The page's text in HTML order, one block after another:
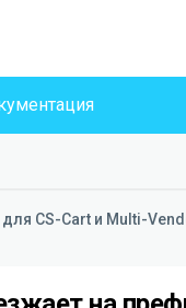
CS-Cart и Multi-